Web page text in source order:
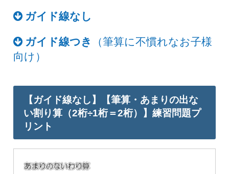
ガイド線なし
ガイド線つき
（筆算に不慣れなお子様
向け）
【ガイド線なし】【筆算・あまりの出な
い割り算（2桁÷1桁＝2桁）】練習問題プ
リント